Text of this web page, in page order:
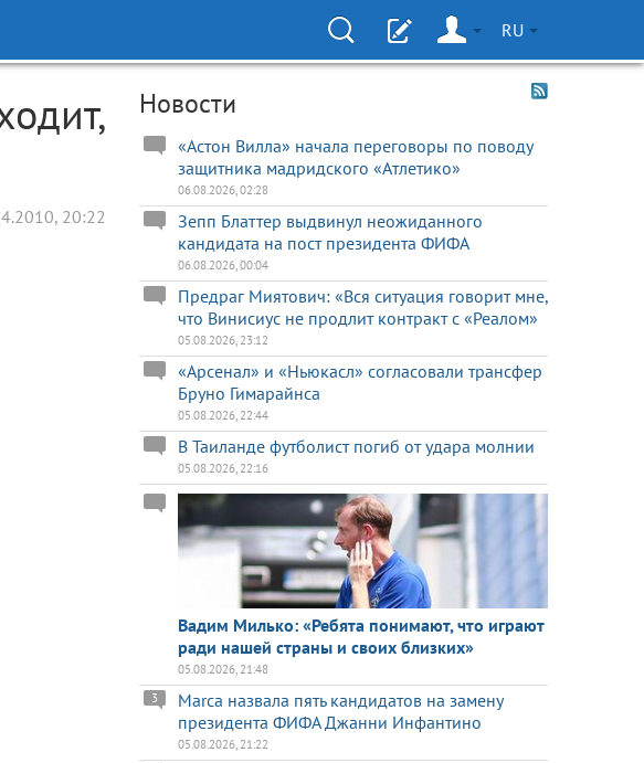
RU
20:22
Новости
«Астон Вилла» начала переговоры по поводу
защитника мадридского «Атлетико»
06.08.2026, 02:28
Зепп Блаттер выдвинул неожиданного
кандидата на пост президента ФИФА
06.08.2026, 00:04
Предраг Миятович: «Вся ситуация говорит мне,
что Винисиус не продлит контракт с «Реалом»
05.08.2026, 23:12
«Арсенал» и «Ньюкасл» согласовали трансфер
Бруно Гимарайнса
05.08.2026, 22:44
В Таиланде футболист погиб от удара молнии
05.08.2026, 22:16
Вадим Милько: «Ребята понимают, что играют
ради нашей страны и своих близких»
05.08.2026, 21:48
Marca назвала пять кандидатов на замену
президента ФИФА Джанни Инфантино
3
05.08.2026, 21:22